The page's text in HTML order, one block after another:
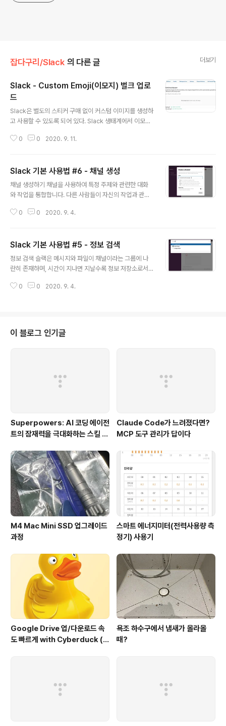
잡다구리/Slack 의 다른 글 더보기
Slack - Custom Emoji(이모지) 벌크 업로
드
Slack은 별도의 스티커 구매 없이 커스텀 이미지를 생성하
고 사용할 수 있도록 되어 있다. Slack 생태계에서 이모지
이다. 다만, Slack의 기본 메뉴 구성상 일일이 이모지를 업
다음과 같다. 출처 : manychat.com/blog/quick-tip-h
ow-to-bulk-upload-custom-slack-emojis/ 1. 아
래 Chome Extension을 설치한다. - chrome.googl
s/anchoacphlfbdomdlomnbbfhcmcdm..
0 0 2020. 9. 11.
Slack 기본 사용법 #6 - 채널 생성
채널 생성하기 채널을 사용하여 특정 주제와 관련한 대화
와 작업을 통합합니다. 다른 사람들이 자신의 작업과 관련
두사를 사용하기 시작했습니다. 잘 정리된 룰로 채널을 찾
채널 생성하기 크게 채널은 조직을 위한 private 채널, 그
리고 목적에 적합한 형태의 public 채널을 만들게 되며, 대
략 다음과 같은 prefix를 기반으로 채널을 생성하게 됩니
의 구성도와 같이 맞춥니다. ( private channel ) help :
0 0 2020. 9. 4.
Slack 기본 사용법 #5 - 정보 검색
정보 검색 슬랙은 메시지와 파일이 채널이라는 그룹에 나
란히 존재하며, 시간이 지나면 지날수록 정보 저장소로서
강력한 검색을 통해 아주 손쉽게 정보를 검색할 수 있게 됩
시지 저장하기 파일 또는 메시지를 저장하면, 중요한 메시
지 및 파일 목록을 만들어 사이드 바에서 빠르게 억세스(S
을 인지시킬 수 있도록..
0 0 2020. 9. 4.
이 블로그 인기글
Superpowers: AI 코딩 에이전
트의 잠재력을 극대화하는 스킬 프
Claude Code가 느려졌다면?
MCP 도구 관리가 답이다
M4 Mac Mini SSD 업그레이드
과정
스마트 에너지미터(전력사용량 측
정기) 사용기
Google Drive 업/다운로드 속
도 빠르게 with Cyberduck (구
욕조 하수구에서 냄새가 올라올
때?